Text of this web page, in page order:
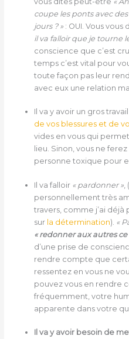
coupe les ponts avec
jours ? » : OUI. Vous
il va falloir que je tourne
conscience que c’est
temps c’est vital pour
toute façon pas leur
avec eux une relation
Il va y avoir un gros
de vos blessures et de
vides en vous qui
lieu. Sinon, vous ne
personne toxique pour
Il va falloir « pardonner »,
personnellement très
travers, comme j’ai déjà
sur la détermination). «
« redonner aux autres
d’une prise de
rendre compte que
ressentez en vous ne
pouvez vous en rendre
fréquemment, votre
apparente dans votre
Il va y avoir besoin de